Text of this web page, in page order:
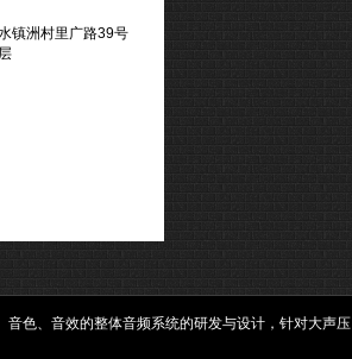
镇洲村里广路39号
音色、音效的整体音频系统的研发与设计，针对大